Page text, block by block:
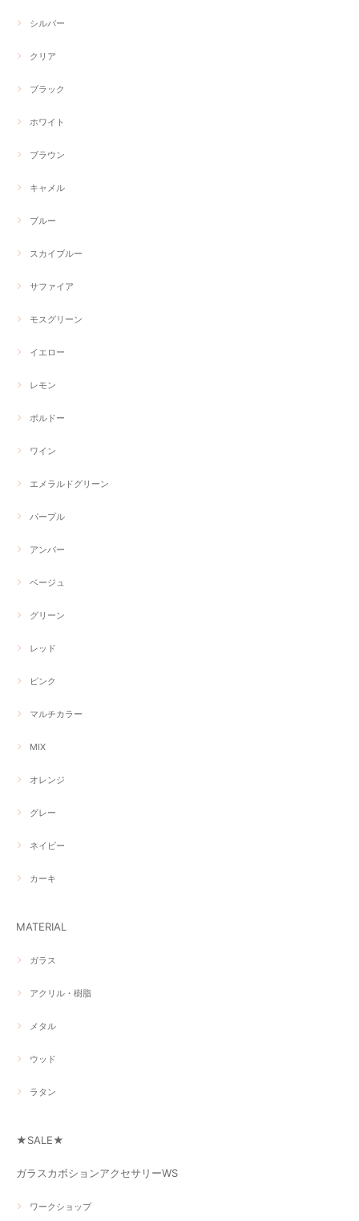
シルバー
クリア
ブラック
ホワイト
ブラウン
キャメル
ブルー
スカイブルー
サファイア
モスグリーン
イエロー
レモン
ボルドー
ワイン
エメラルドグリーン
パープル
アンバー
ベージュ
グリーン
レッド
ピンク
マルチカラー
MIX
オレンジ
グレー
ネイビー
カーキ
MATERIAL
ガラス
アクリル・樹脂
メタル
ウッド
ラタン
★SALE★
ガラスカボションアクセサリーWS
ワークショップ